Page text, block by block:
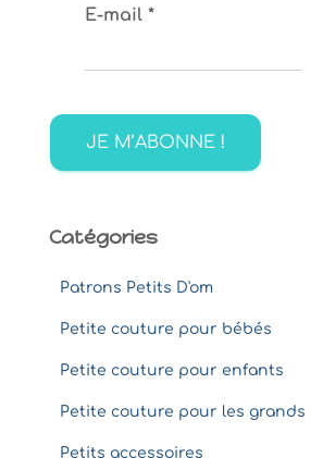
h
r
E-mail *
Catégories
Patrons Petits D'om
Petite couture pour bébés
Petite couture pour enfants
Petite couture pour les grands
Petits accessoires